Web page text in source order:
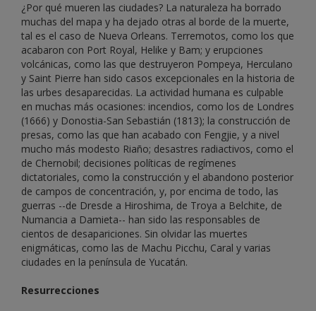
¿Por qué mueren las ciudades? La naturaleza ha borrado
muchas del mapa y ha dejado otras al borde de la muerte,
tal es el caso de Nueva Orleans. Terremotos, como los que
acabaron con Port Royal, Helike y Bam; y erupciones
volcánicas, como las que destruyeron Pompeya, Herculano
y Saint Pierre han sido casos excepcionales en la historia de
las urbes desaparecidas. La actividad humana es culpable
en muchas más ocasiones: incendios, como los de Londres
(1666) y Donostia-San Sebastián (1813); la construcción de
presas, como las que han acabado con Fengjie, y a nivel
mucho más modesto Riaño; desastres radiactivos, como el
de Chernobil; decisiones políticas de regímenes
dictatoriales, como la construcción y el abandono posterior
de campos de concentración, y, por encima de todo, las
guerras --de Dresde a Hiroshima, de Troya a Belchite, de
Numancia a Damieta-- han sido las responsables de
cientos de desapariciones. Sin olvidar las muertes
enigmáticas, como las de Machu Picchu, Caral y varias
ciudades en la península de Yucatán.
Resurrecciones